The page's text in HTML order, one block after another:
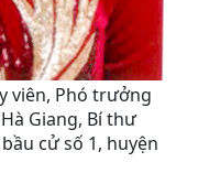
viên, Phó trưởng
Giang, Bí thư
cử số 1, huyện